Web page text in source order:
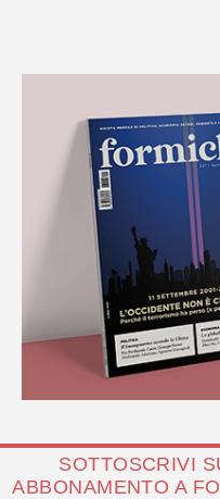
SOTTOSCRIVI
ABBONAMENTO A